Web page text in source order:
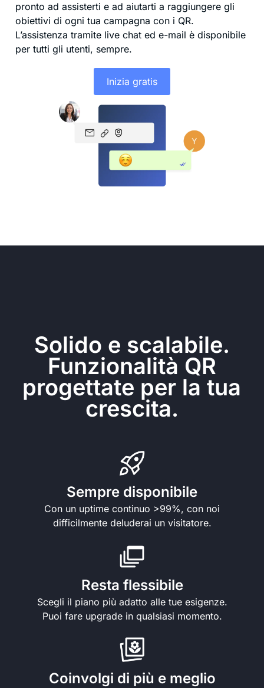
pronto ad assisterti e ad aiutarti a raggiungere gli
obiettivi di ogni tua campagna con i QR.
L’assistenza tramite live chat ed e-mail è disponibile
per tutti gli utenti, sempre.
Inizia gratis
Solido e scalabile.
Funzionalità QR
progettate per la tua
crescita.
Sempre disponibile
Con un uptime continuo >99%, con noi
difficilmente deluderai un visitatore.
Resta flessibile
Scegli il piano più adatto alle tue esigenze.
Puoi fare upgrade in qualsiasi momento.
Coinvolgi di più e meglio